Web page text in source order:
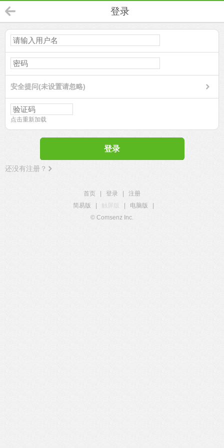
登录
安全提问(未设置请忽略)
点击重新加载
登录
还没有注册？
首页 登录
注册
简易版
触屏版 电脑版
© Comsenz Inc.